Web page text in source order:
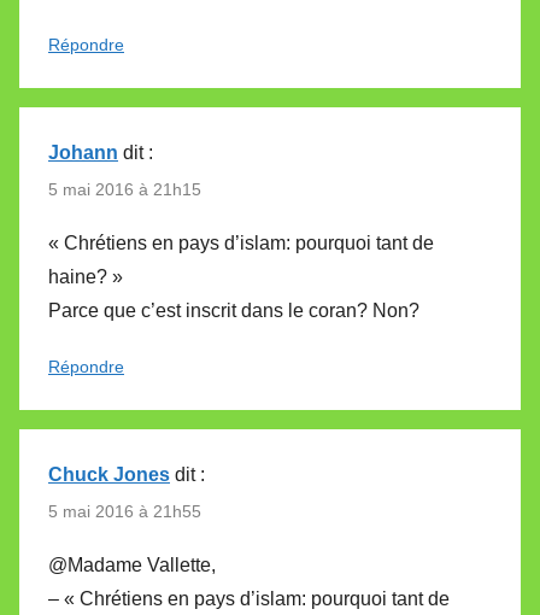
Répondre
Johann dit :
5 mai 2016 à 21h15
« Chrétiens en pays d’islam: pourquoi tant de
haine? »
Parce que c’est inscrit dans le coran? Non?
Répondre
Chuck Jones dit :
5 mai 2016 à 21h55
@Madame Vallette,
– « Chrétiens en pays d’islam: pourquoi tant de